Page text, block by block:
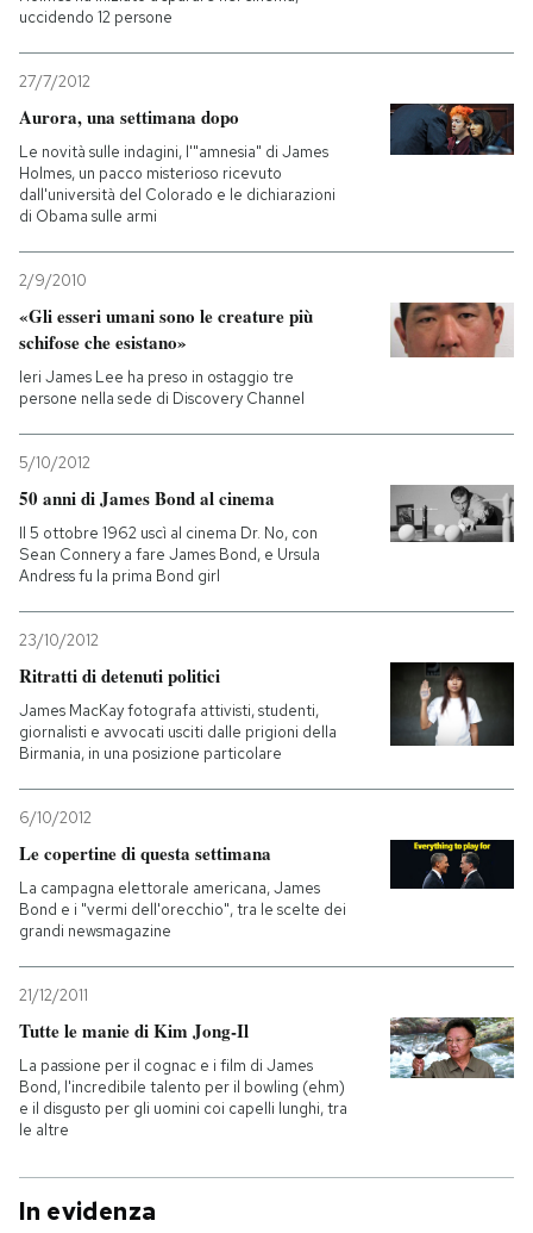
uccidendo 12 persone
27/7/2012
Aurora, una settimana dopo
Le novità sulle indagini, l'"amnesia" di James
Holmes, un pacco misterioso ricevuto
dall'università del Colorado e le dichiarazioni
di Obama sulle armi
2/9/2010
«Gli esseri umani sono le creature più
schifose che esistano»
Ieri James Lee ha preso in ostaggio tre
persone nella sede di Discovery Channel
5/10/2012
50 anni di James Bond al cinema
Il 5 ottobre 1962 uscì al cinema Dr. No, con
Sean Connery a fare James Bond, e Ursula
Andress fu la prima Bond girl
23/10/2012
Ritratti di detenuti politici
James MacKay fotografa attivisti, studenti,
giornalisti e avvocati usciti dalle prigioni della
Birmania, in una posizione particolare
6/10/2012
Le copertine di questa settimana
La campagna elettorale americana, James
Bond e i "vermi dell'orecchio", tra le scelte dei
grandi newsmagazine
21/12/2011
Tutte le manie di Kim Jong-Il
La passione per il cognac e i film di James
Bond, l'incredibile talento per il bowling (ehm)
e il disgusto per gli uomini coi capelli lunghi, tra
le altre
In evidenza